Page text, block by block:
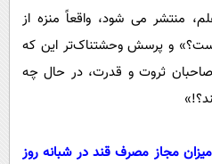
منتشر می شود، واقعاً منزه از
و پرسش وحشتناک‌تر این که
صاحبان ثروت و قدرت، در حال چه
مجاز مصرف قند در شبانه روز